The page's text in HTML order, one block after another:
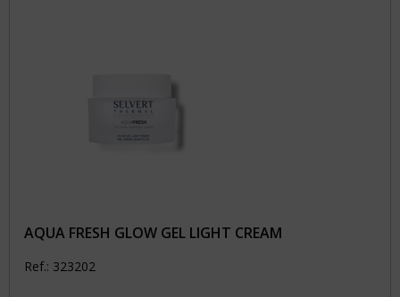
AQUA FRESH GLOW GEL LIGHT CREAM
Ref.: 323202